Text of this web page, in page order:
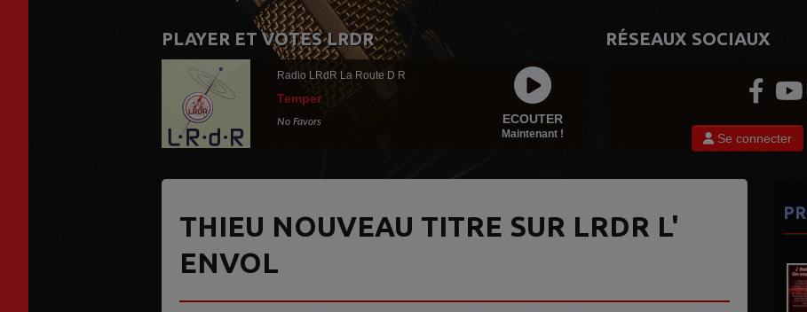
PLAYER ET VOTES LRDR
ECOUTER
Maintenant !
Radio LRdR La Route D R
Temper
No Favors
RÉSEAUX SOCIAUX
Se connecter
THIEU NOUVEAU TITRE SUR LRDR L'
ENVOL